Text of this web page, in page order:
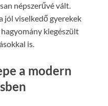
népszerűvé vált.
jól viselkedő gyerekek
kiegészült
is.
a modern